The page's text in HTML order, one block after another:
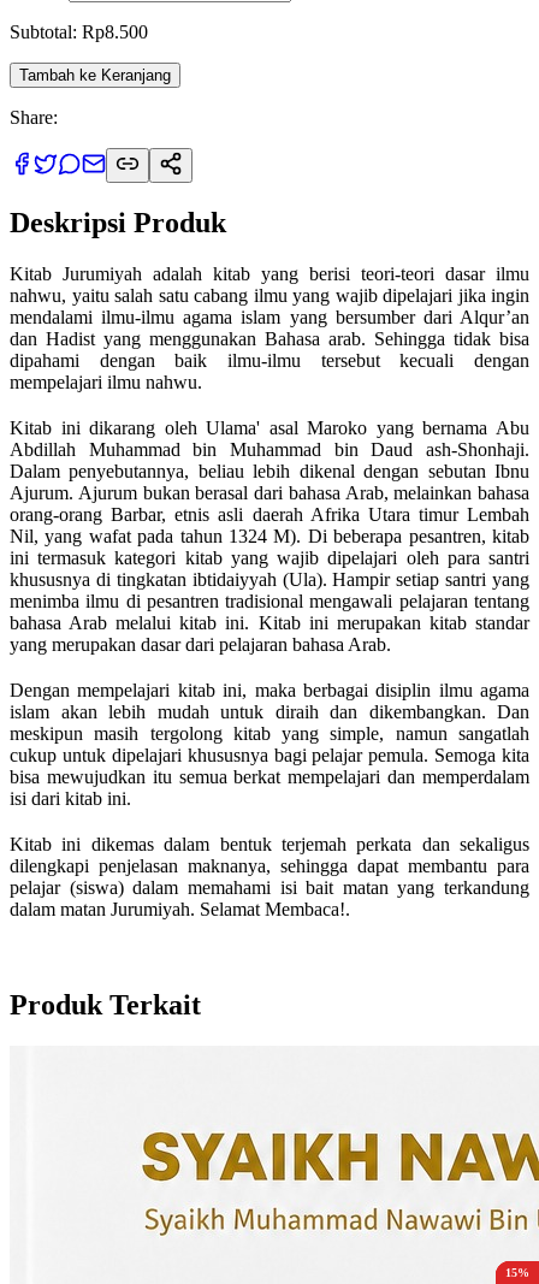
Subtotal: Rp8.500
Tambah ke Keranjang
Share:
Deskripsi Produk
Kitab Jurumiyah adalah kitab yang berisi teori-teori dasar ilmu
nahwu, yaitu salah satu cabang ilmu yang wajib dipelajari jika ingin
mendalami ilmu-ilmu agama islam yang bersumber dari Alqur’an
dan Hadist yang menggunakan Bahasa arab. Sehingga tidak bisa
dipahami dengan baik ilmu-ilmu tersebut kecuali dengan
mempelajari ilmu nahwu.
Kitab ini dikarang oleh Ulama' asal Maroko yang bernama Abu
Abdillah Muhammad bin Muhammad bin Daud ash-Shonhaji.
Dalam penyebutannya, beliau lebih dikenal dengan sebutan Ibnu
Ajurum. Ajurum bukan berasal dari bahasa Arab, melainkan bahasa
orang-orang Barbar, etnis asli daerah Afrika Utara timur Lembah
Nil, yang wafat pada tahun 1324 M). Di beberapa pesantren, kitab
ini termasuk kategori kitab yang wajib dipelajari oleh para santri
khususnya di tingkatan ibtidaiyyah (Ula). Hampir setiap santri yang
menimba ilmu di pesantren tradisional mengawali pelajaran tentang
bahasa Arab melalui kitab ini. Kitab ini merupakan kitab standar
yang merupakan dasar dari pelajaran bahasa Arab.
Dengan mempelajari kitab ini, maka berbagai disiplin ilmu agama
islam akan lebih mudah untuk diraih dan dikembangkan. Dan
meskipun masih tergolong kitab yang simple, namun sangatlah
cukup untuk dipelajari khususnya bagi pelajar pemula. Semoga kita
bisa mewujudkan itu semua berkat mempelajari dan memperdalam
isi dari kitab ini.
Kitab ini dikemas dalam bentuk terjemah perkata dan sekaligus
dilengkapi penjelasan maknanya, sehingga dapat membantu para
pelajar (siswa) dalam memahami isi bait matan yang terkandung
dalam matan Jurumiyah. Selamat Membaca!.
Produk Terkait
15%
10%
15%
15%
15%